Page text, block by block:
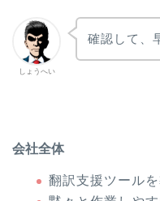
しょうへい
確認して、
会社全体
翻訳支援ツール